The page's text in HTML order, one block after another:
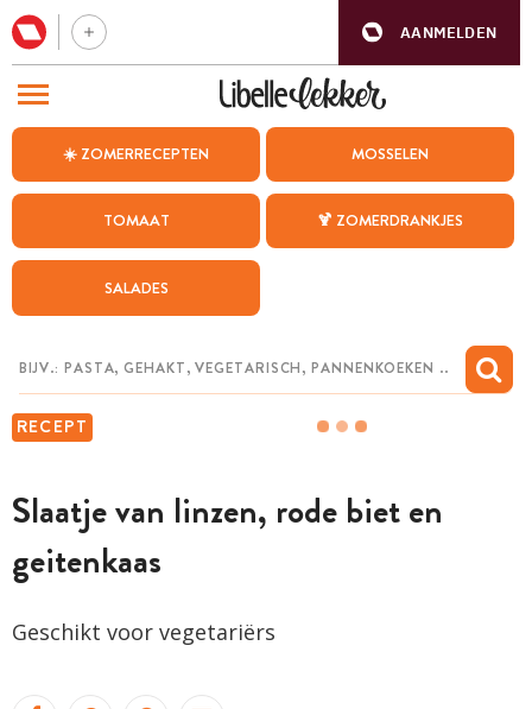
AANMELDEN
☀️ ZOMERRECEPTEN MOSSELEN
TOMAAT 🍹 ZOMERDRANKJES
SALADES
RECEPT
Slaatje van linzen, rode biet en
geitenkaas
Geschikt voor vegetariërs
BEZOEK ONZE ANDERE WEBSITES
WEEKMENU
CHAT MET MAIA
MIJN BEWAARDE RECEPTEN